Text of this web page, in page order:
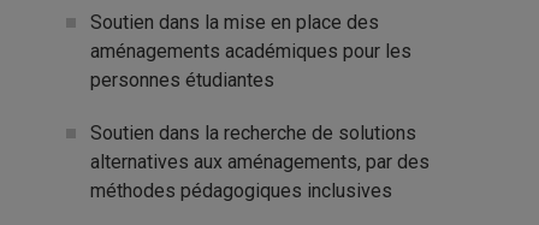
Soutien dans la mise en place des
aménagements académiques pour les
personnes étudiantes
Soutien dans la recherche de solutions
alternatives aux aménagements, par des
méthodes pédagogiques inclusives